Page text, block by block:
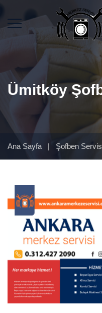
Ümitköy
Ana Sayfa | Şofben